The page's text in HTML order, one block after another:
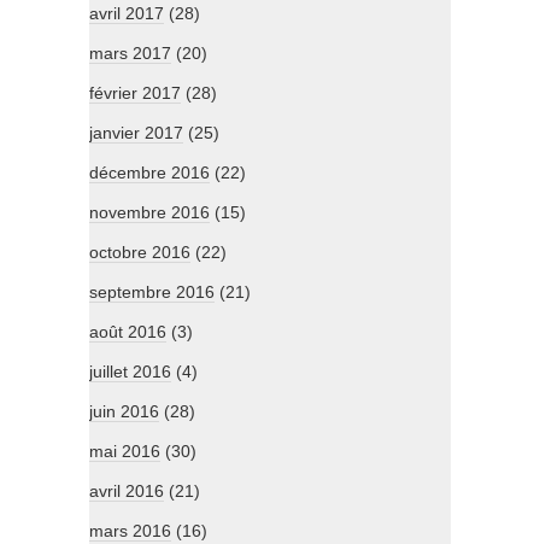
avril 2017 (28)
mars 2017 (20)
février 2017 (28)
janvier 2017 (25)
décembre 2016 (22)
novembre 2016 (15)
octobre 2016 (22)
septembre 2016 (21)
août 2016 (3)
juillet 2016 (4)
juin 2016 (28)
mai 2016 (30)
avril 2016 (21)
mars 2016 (16)